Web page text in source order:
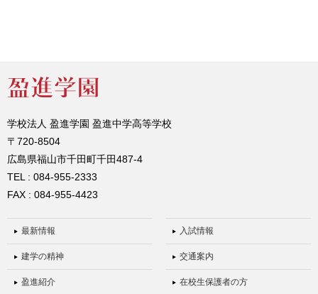
学校法人 盈進学園 盈進中学高等学校
〒720-8504
広島県福山市千田町千田487-4
TEL : 084-955-2333
FAX : 084-955-4423
最新情報
建学の精神
盈進紹介
入試情報
交通案内
在校生保護者の方